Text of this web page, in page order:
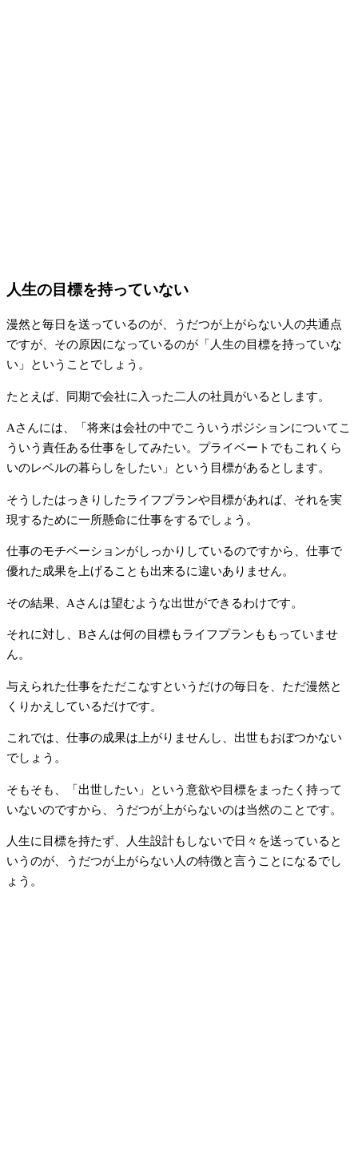
人生の目標を持っていない
漫然と毎日を送っているのが、うだつが上がらない人の共通点
ですが、その原因になっているのが「人生の目標を持っていな
い」ということでしょう。
たとえば、同期で会社に入った二人の社員がいるとします。
Aさんには、「将来は会社の中でこういうポジションについてこ
ういう責任ある仕事をしてみたい。プライベートでもこれくら
いのレベルの暮らしをしたい」という目標があるとします。
そうしたはっきりしたライフプランや目標があれば、それを実
現するために一所懸命に仕事をするでしょう。
仕事のモチベーションがしっかりしているのですから、仕事で
優れた成果を上げることも出来るに違いありません。
その結果、Aさんは望むような出世ができるわけです。
それに対し、Bさんは何の目標もライフプランももっていませ
ん。
与えられた仕事をただこなすというだけの毎日を、ただ漫然と
くりかえしているだけです。
これでは、仕事の成果は上がりませんし、出世もおぼつかない
でしょう。
そもそも、「出世したい」という意欲や目標をまったく持って
いないのですから、うだつが上がらないのは当然のことです。
人生に目標を持たず、人生設計もしないで日々を送っていると
いうのが、うだつが上がらない人の特徴と言うことになるでし
ょう。